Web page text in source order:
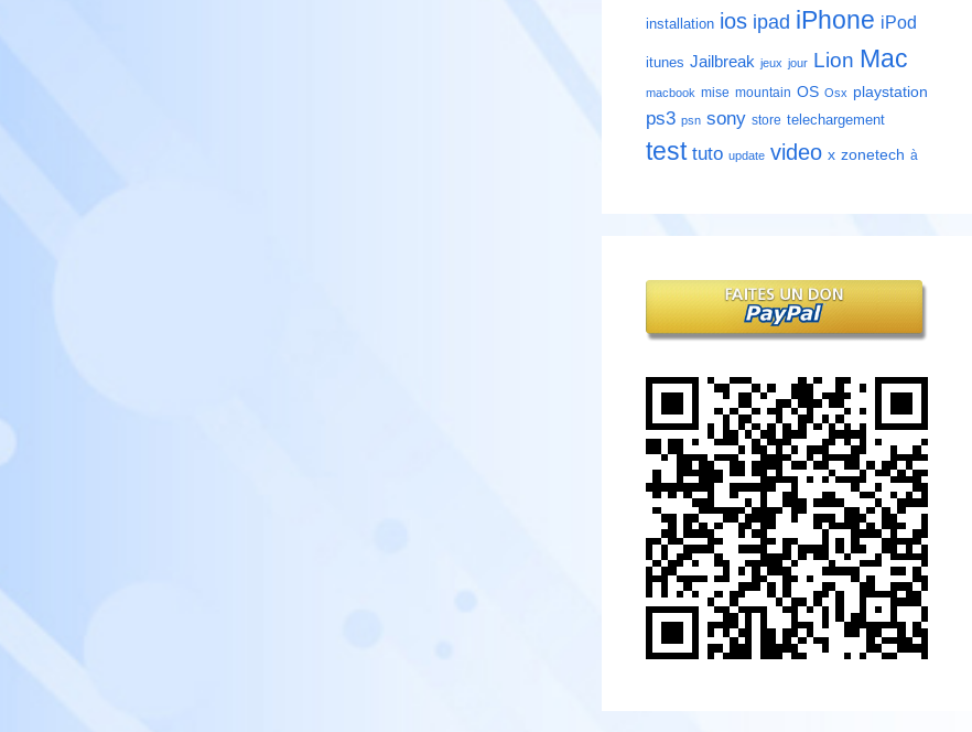
installation ios ipad iPhone iPod
itunes Jailbreak jeux jour Lion Mac
macbook mise mountain OS Osx playstation
ps3 psn sony store telechargement
test tuto update video x zonetech à